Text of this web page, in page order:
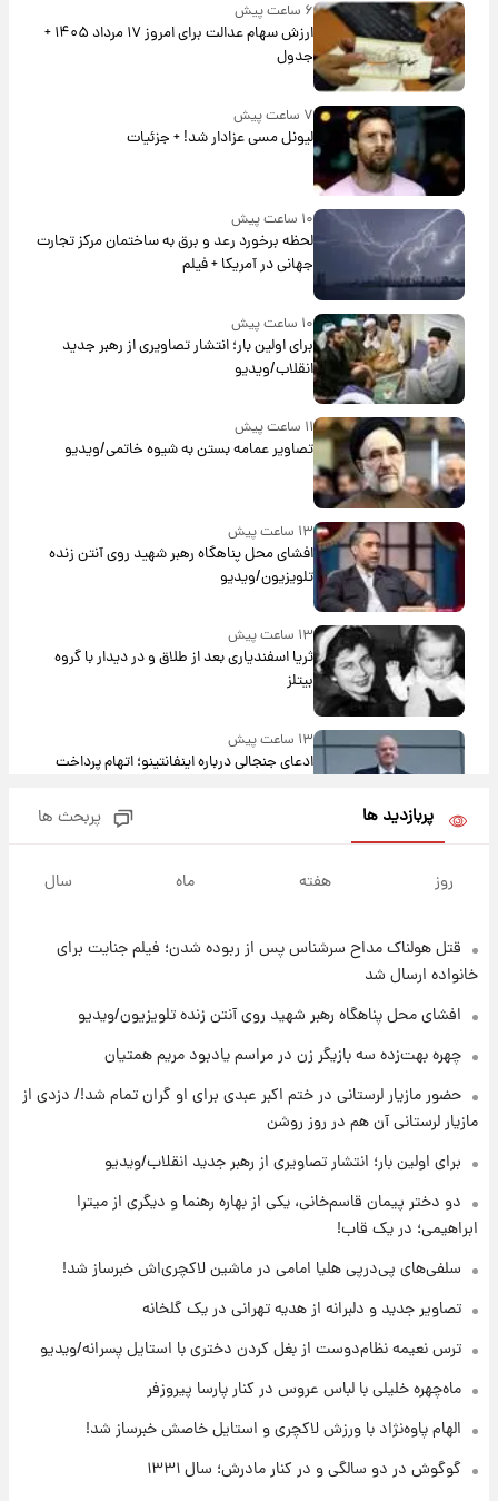
۶ ساعت پیش
ارزش سهام عدالت برای امروز ۱۷ مرداد ۱۴۰۵ +
جدول
۷ ساعت پیش
لیونل مسی عزادار شد! + جزئیات
۱۰ ساعت پیش
لحظه برخورد رعد و برق به ساختمان مرکز تجارت
جهانی در آمریکا + فیلم
۱۰ ساعت پیش
برای اولین بار؛ انتشار تصاویری از رهبر جدید
انقلاب/ویدیو
۱۱ ساعت پیش
تصاویر عمامه بستن به شیوه خاتمی/ویدیو
۱۳ ساعت پیش
افشای محل پناهگاه‌ رهبر شهید روی آنتن زنده
تلویزیون/ویدیو
۱۳ ساعت پیش
ثریا اسفندیاری بعد از طلاق و در دیدار با گروه
بیتلز
۱۳ ساعت پیش
ادعای جنجالی درباره اینفانتینو؛ اتهام پرداخت
آلزایمر و زوال عقل افزایش می‌یابد؟
۱۴ ساعت پیش
۱۴ ساعت پیش
مرداد ۱۴۰۵ +جدول
۱۵ ساعت پیش
با قدرتمندترین و بادوام ترین تانک جهان آشنا
شوید+ فیلم
۱۵ ساعت پیش
قیمت طلا ۱۸عیار امروز شنبه ۱۷ مرداد ۱۴۰۵
+جدول
۱۶ ساعت پیش
قیمت محصولات ایران‌خودرو و سایپا امروز شنبه
پربازدید ها پربحث ها
روز هفته ماه سال
قتل هولناک مداح سرشناس پس از ربوده شدن؛ فیلم جنایت برای
خانواده ارسال شد
افشای محل پناهگاه‌ رهبر شهید روی آنتن زنده تلویزیون/ویدیو
چهره بهت‌زده سه بازیگر زن در مراسم یادبود مریم همتیان
حضور مازیار لرستانی در ختم اکبر عبدی برای او گران تمام شد!/ دزدی از
مازیار لرستانی آن هم در روز روشن
برای اولین بار؛ انتشار تصاویری از رهبر جدید انقلاب/ویدیو
دو دختر پیمان قاسم‌خانی، یکی از بهاره رهنما و دیگری از میترا
ابراهیمی؛ در یک قاب!
سلفی‌های پی‌درپی هلیا امامی در ماشین لاکچری‌اش خبرساز شد!
تصاویر جدید و دلبرانه از هدیه تهرانی در یک گلخانه
ترس نعیمه نظام‌دوست از بغل کردن دختری با استایل پسرانه/ویدیو
ماه‌چهره خلیلی با لباس عروس در کنار پارسا پیروزفر
الهام پاوه‌نژاد با ورزش لاکچری و استایل خاصش خبرساز شد!
گوگوش در دو سالگی و در کنار مادرش؛ سال ۱۳۳۱